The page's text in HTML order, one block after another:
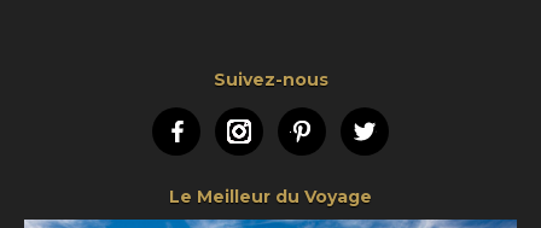
Suivez-nous
FacebookInstagramPinterestTwitter
Le Meilleur du Voyage